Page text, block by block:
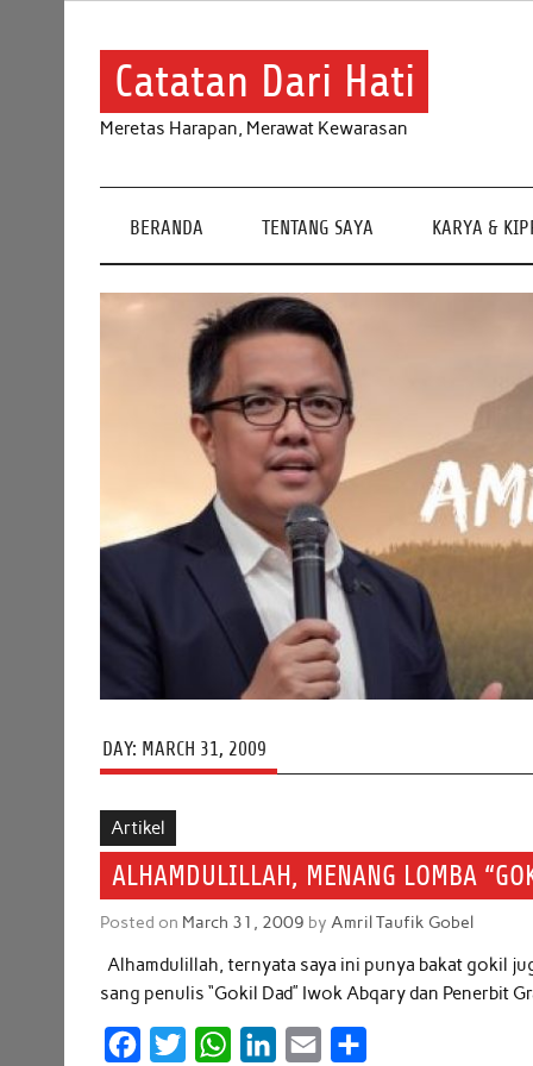
Catatan Dari Hati
Meretas Harapan, Merawat Kewarasan
BERANDA TENTANG SAYA KARYA &
DAY: MARCH 31, 2009
Artikel
ALHAMDULILLAH, MENANG LOMBA
Posted on March 31, 2009 by Amril Taufik Gobel
Alhamdulillah, ternyata saya ini punya bakat gokil
sang penulis “Gokil Dad” Iwok Abqary dan Penerbit
W